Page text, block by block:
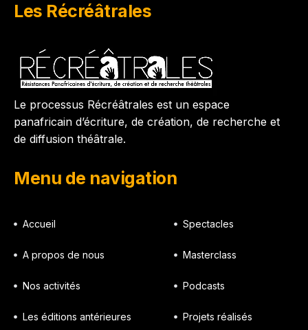
Les Récréâtrales
Le processus Récréâtrales est un espace
panafricain d’écriture, de création, de recherche et
de diffusion théâtrale.
Menu de navigation
Accueil
A propos de nous
Nos activités
Les éditions antérieures
Spectacles
Masterclass
Podcasts
Projets réalisés